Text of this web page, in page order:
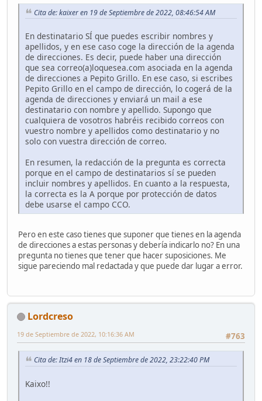
Cita de: kaixer en 19 de Septiembre de 2022, 08:46:54 AM
En destinatario SÍ que puedes escribir nombres y
apellidos, y en ese caso coge la dirección de la agenda
de direcciones. Es decir, puede haber una dirección
que sea correo(a)loquesea.com asociada en la agenda
de direcciones a Pepito Grillo. En ese caso, si escribes
Pepito Grillo en el campo de dirección, lo cogerá de la
agenda de direcciones y enviará un mail a ese
destinatario con nombre y apellido. Supongo que
cualquiera de vosotros habréis recibido correos con
vuestro nombre y apellidos como destinatario y no
solo con vuestra dirección de correo.
En resumen, la redacción de la pregunta es correcta
porque en el campo de destinatarios sí se pueden
incluir nombres y apellidos. En cuanto a la respuesta,
la correcta es la A porque por protección de datos
debe usarse el campo CCO.
Pero en este caso tienes que suponer que tienes en la agenda
de direcciones a estas personas y debería indicarlo no? En una
pregunta no tienes que tener que hacer suposiciones. Me
sigue pareciendo mal redactada y que puede dar lugar a error.
Lordcreso
#763
19 de Septiembre de 2022, 10:16:36 AM
Cita de: Itzi4 en 18 de Septiembre de 2022, 23:22:40 PM
Kaixo!!